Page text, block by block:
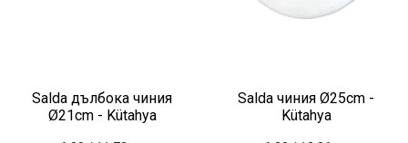
Salda дълбока чиния
Ø21cm - Kütahya
Salda чиния Ø25cm -
Kütahya